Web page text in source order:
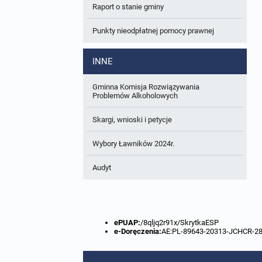
W trakcie opracowania
Zbiory danych przestrzennych
Analizy zmian w zagospodarowaniu
Raport o stanie gminy
Punkty nieodpłatnej pomocy prawnej
INNE
Gminna Komisja Rozwiązywania
Problemów Alkoholowych
Skargi, wnioski i petycje
Wybory Ławników 2024r.
Audyt
ePUAP:/8qljq2r91x/SkrytkaESP
e-Doręczenia:AE:PL-89643-20313-JCHCR-28